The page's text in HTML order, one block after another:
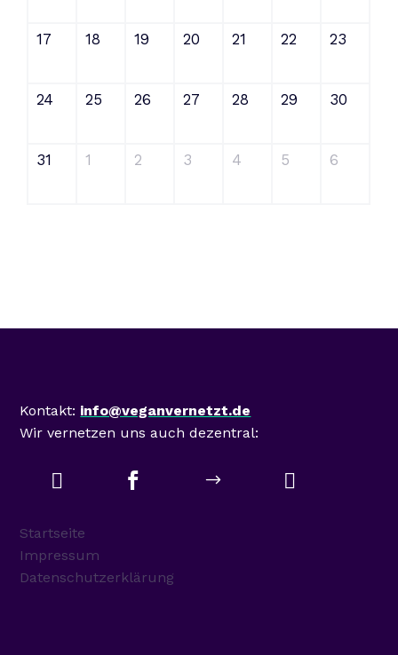
17 18 19 20 21 22 23
24 25 26 27 28 29 30
31 1 2 3 4 5 6
Kontakt: info@veganvernetzt.de
Wir vernetzen uns auch dezentral:
  $ 
Startseite
Impressum
Datenschutzerklärung